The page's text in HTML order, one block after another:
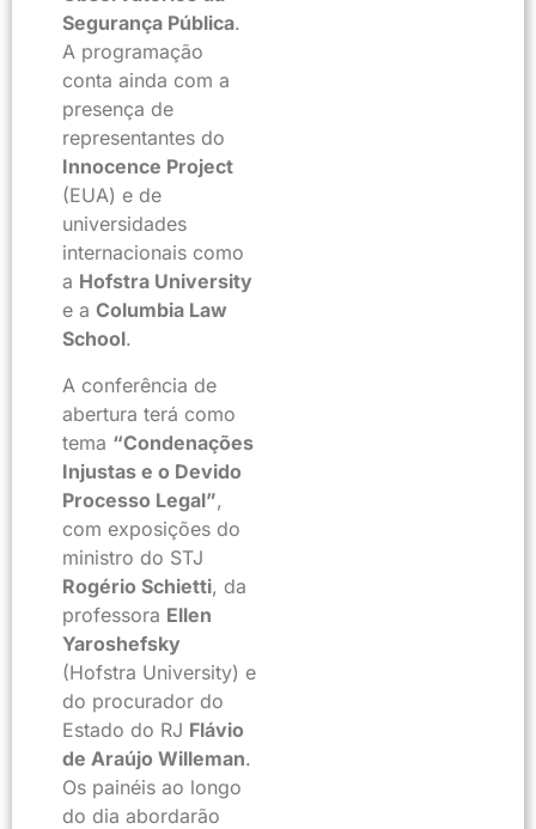
Segurança Pública.
A programação
conta ainda com a
presença de
representantes do
Innocence Project
(EUA) e de
universidades
internacionais como
a Hofstra University
e a Columbia Law
School.
A conferência de
abertura terá como
tema “Condenações
Injustas e o Devido
Processo Legal”,
com exposições do
ministro do STJ
Rogério Schietti, da
professora Ellen
Yaroshefsky
(Hofstra University) e
do procurador do
Estado do RJ Flávio
de Araújo Willeman.
Os painéis ao longo
do dia abordarão